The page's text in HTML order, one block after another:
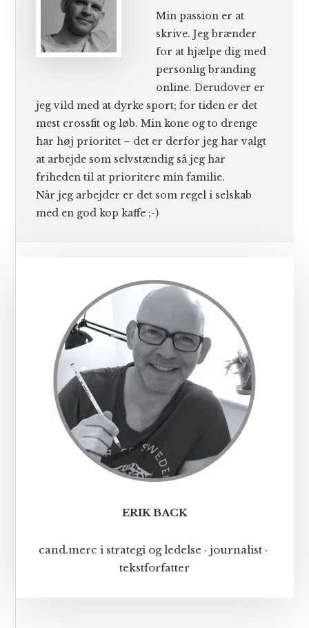
Min passion er at
skrive. Jeg brænder
for at hjælpe dig med
personlig branding
online. Derudover er
jeg vild med at dyrke sport; for tiden er det
mest crossfit og løb. Min kone og to drenge
har høj prioritet – det er derfor jeg har valgt
at arbejde som selvstændig så jeg har
friheden til at prioritere min familie.
Når jeg arbejder er det som regel i selskab
med en god kop kaffe ;-)
ERIK BACK
cand.merc i strategi og ledelse · journalist ·
tekstforfatter